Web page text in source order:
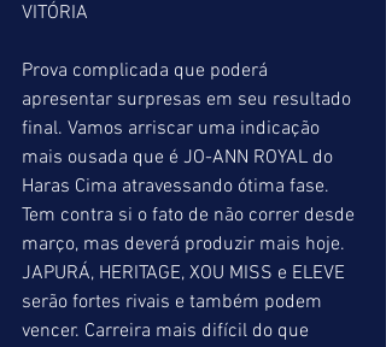
VITÓRIA
Prova complicada que poderá
apresentar surpresas em seu resultado
final. Vamos arriscar uma indicação
mais ousada que é JO-ANN ROYAL do
Haras Cima atravessando ótima fase.
Tem contra si o fato de não correr desde
março, mas deverá produzir mais hoje.
JAPURÁ, HERITAGE, XOU MISS e ELEVE
serão fortes rivais e também podem
vencer. Carreira mais difícil do que